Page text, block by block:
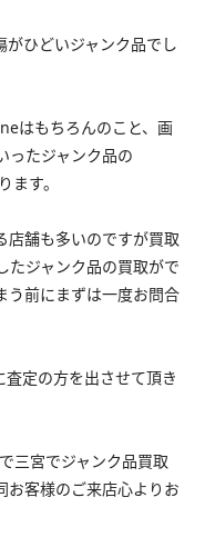
ひどいジャンク品でし
はもちろんのこと、画
ったジャンク品の
す。
店舗も多いのですが買取
たジャンク品の買取がで
う前にまずは一度お問合
定の方を出させて頂き
三宮でジャンク品買取
お客様のご来店心よりお